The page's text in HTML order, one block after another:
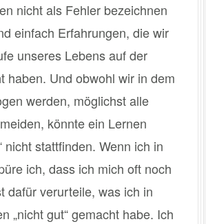
nicht als Fehler bezeichnen
einfach Erfahrungen, die wir
unseres Lebens auf der
haben. Und obwohl wir in dem
werden, möglichst alle
könnte ein Lernen
nicht stattfinden. Wenn ich in
ich, dass ich mich oft noch
dafür verurteile, was ich in
„nicht gut“ gemacht habe. Ich